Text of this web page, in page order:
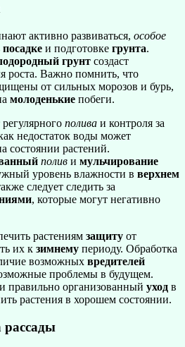
активно развиваться, особое
посадке и подготовке грунта.
грунт создаст
роста. Важно помнить, что
от сильных морозов и бурь,
молоденькие побеги.
полива и контроля за
недостаток воды может
состоянии растений.
полив и мульчирование
уровень влажности в верхнем
следует следить за
, которые могут негативно
растениям защиту от
их к зимнему периоду. Обработка
возможных вредителей
проблемы в будущем.
правильно организованный уход в
растения в хорошем состоянии.
рассады